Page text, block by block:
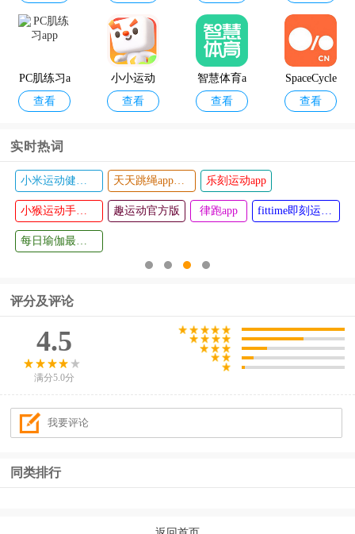
PC肌练习a
pp
查看
小小运动
家最新版
查看
智慧体育a
pp
查看
SpaceCycle
app
查看
RQrun app
查看
练多多官
方版
查看
实时热词
乐刻运动app
趣运动官方版 律跑app
评分及评论
4.5
满分5.0分
同类排行